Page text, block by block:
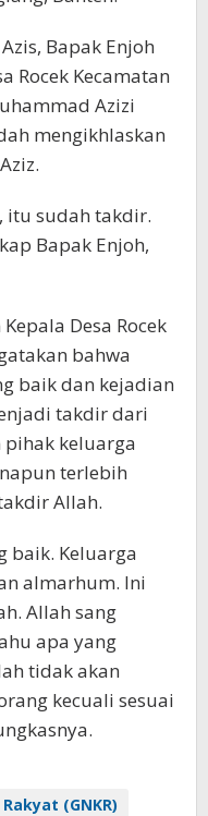
Bapak Enjoh
Rocek Kecamatan
Azizi
mengikhlaskan
itu sudah takdir.
Bapak Enjoh,
Desa Rocek
bahwa
baik dan kejadian
takdir dari
pihak keluarga
terlebih
Allah.
baik. Keluarga
almarhum. Ini
Allah sang
apa yang
tidak akan
kecuali sesuai
(GNKR)